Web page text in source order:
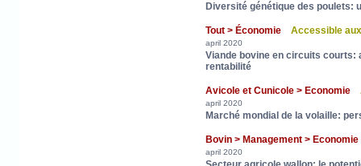
Diversité génétique des poulets:
Tout > Économie Accessible
april 2020
Viande bovine en circuits courts:
rentabilité
Avicole et Cunicole > Economie
april 2020
Marché mondial de la volaille:
Bovin > Management >
april 2020